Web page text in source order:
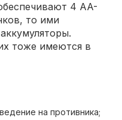
4 AA-
то ими
тоже имеются в
на противника;